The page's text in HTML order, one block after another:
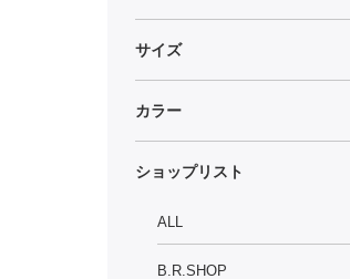
サイズ
カラー
ショップリスト
ALL
B.R.SHOP